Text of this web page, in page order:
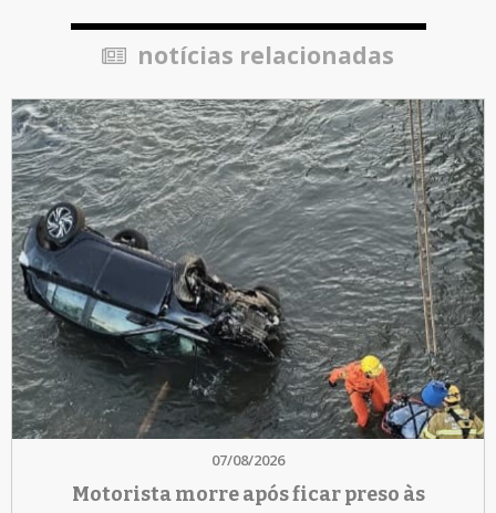
notícias relacionadas
07/08/2026
Motorista morre após ficar preso às